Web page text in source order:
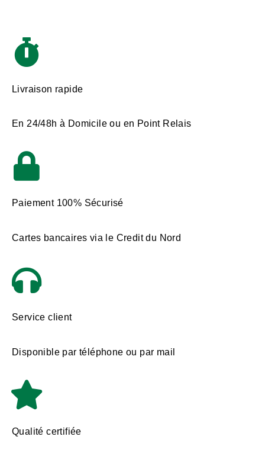
Livraison rapide
En 24/48h à Domicile ou en Point Relais
Paiement 100% Sécurisé
Cartes bancaires via le Credit du Nord
Service client
Disponible par téléphone ou par mail
Qualité certifiée